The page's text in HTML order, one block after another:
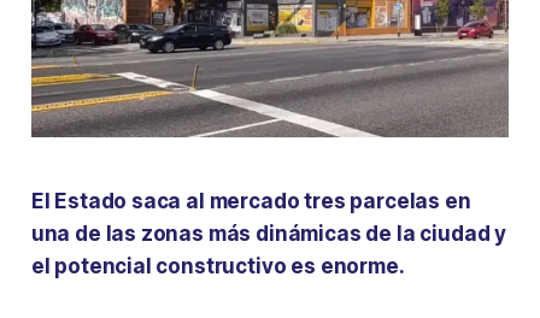
El Estado saca al mercado tres parcelas en
una de las zonas más dinámicas de la ciudad y
el potencial constructivo es enorme.